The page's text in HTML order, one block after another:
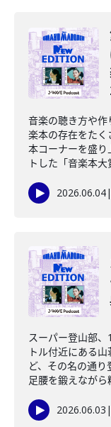
音楽の聴き方や
楽本の存在をた
本コーナーを盛
トした「音楽本
2026.06.04|
スーパー登山部
トル付近にある
ど、その名の通り
足腰を鍛えなが
2026.06.03 |